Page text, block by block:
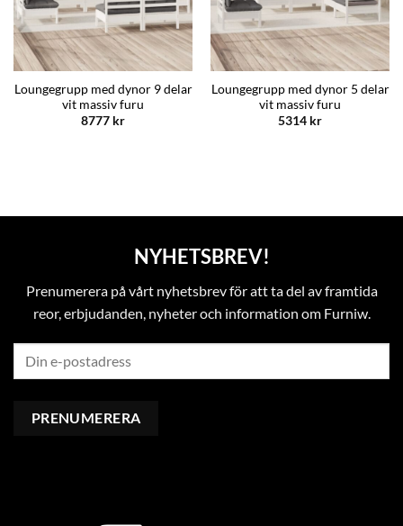
Loungegrupp med dynor 9 delar
vit massiv furu
8777 kr
Loungegrupp med dynor 5 delar
vit massiv furu
5314 kr
NYHETSBREV!
Prenumerera på vårt nyhetsbrev för att ta del av framtida
reor, erbjudanden, nyheter och information om Furniw.